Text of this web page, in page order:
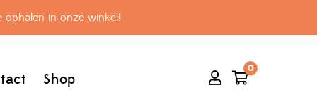
ophalen in onze winkel!
Shop
0